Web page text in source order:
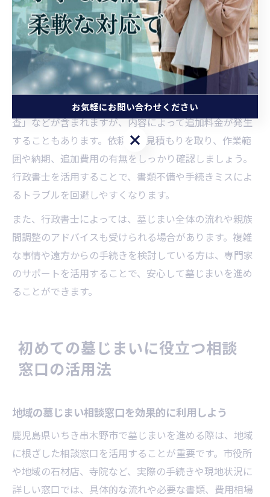
頼が有効です。鹿児島県いちき串木野市でも、改葬許可
申請や書類作成、関係各所との調整を行政書士がサポー
トしてくれます。依頼時の費用は、地域や依頼内容によ
って異なりますが、一般的には3万円～7万円程度が目安
とされています。
費用には「書類作成」「役所への申請代行」「現地調
査」などが含まれますが、内容によって追加料金が発生
することもあります。依頼前に見積もりを取り、作業範
囲や納期、追加費用の有無をしっかり確認しましょう。
行政書士を活用することで、書類不備や手続きミスによ
るトラブルを回避しやすくなります。
また、行政書士によっては、墓じまい全体の流れや親族
間調整のアドバイスも受けられる場合があります。複雑
な事情や遠方からの手続きを検討している方は、専門家
のサポートを活用することで、安心して墓じまいを進め
ることができます。
初めての墓じまいに役立つ相談
窓口の活用法
地域の墓じまい相談窓口を効果的に利用しよう
鹿児島県いちき串木野市で墓じまいを進める際は、地域
に根ざした相談窓口を活用することが重要です。市役所
や地域の石材店、寺院など、実際の手続きや現地状況に
詳しい窓口では、具体的な流れや必要な書類、費用相場
お気軽にお問い合わせください
お気軽にお問い合わせください